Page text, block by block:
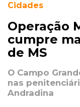
Cidades
Operação
cumpre
de MS
O Campo
nas
Andradina